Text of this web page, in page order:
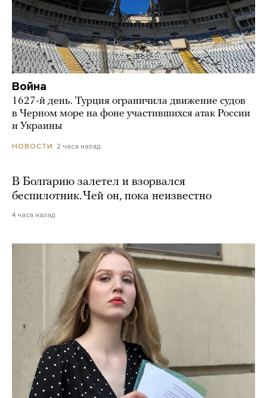
Война
1627-й день. Турция ограничила движение судов
в Черном море на фоне участившихся атак России
и Украины
НОВОСТИ 2 часа назад
В Болгарию залетел и взорвался
беспилотник. Чей он, пока неизвестно
4 часа назад